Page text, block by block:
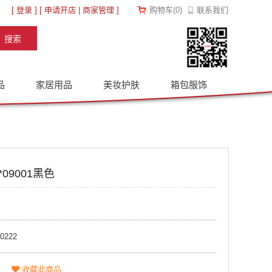
[ 登录 ] [ 申请开店 商家管理 ] 购物车(0) 联系我们
家居用品 美妆护肤 箱包服饰
黑色
收藏此商品